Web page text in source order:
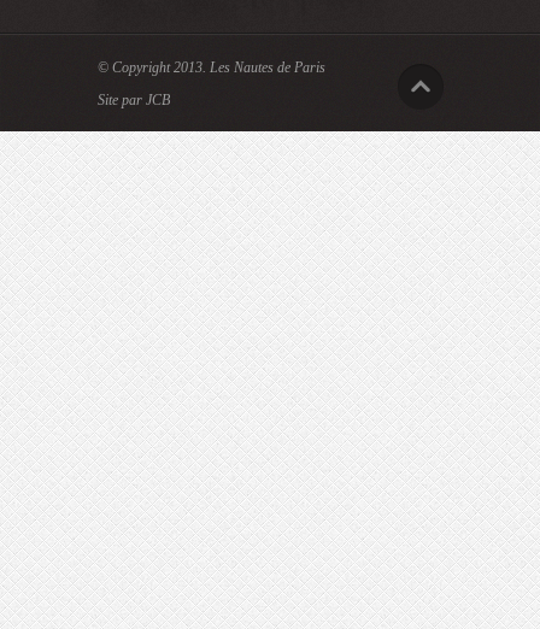
© Copyright 2013. Les Nautes de Paris
Site par JCB